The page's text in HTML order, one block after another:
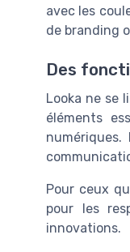
avec les
de branding
Des
Looka ne se
éléments
Pour ceux
pour les
innovations.